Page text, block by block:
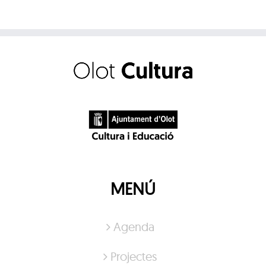
MENÚ
Agenda
Projectes